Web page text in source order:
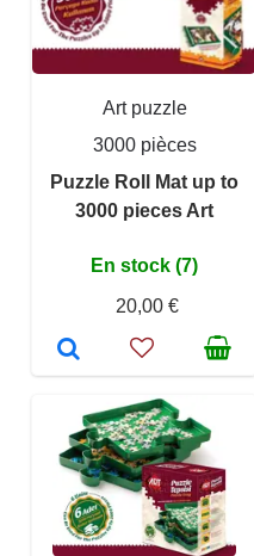
Art puzzle
3000 pièces
Puzzle Roll Mat up to
3000 pieces Art
En stock (7)
20,00 €